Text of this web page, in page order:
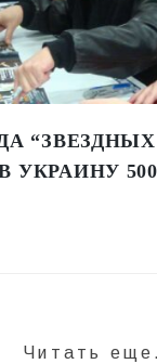
УКРАИНУ
Читать